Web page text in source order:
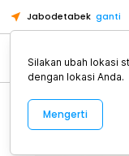
Jabodetabek ganti
Alat Kopi
Silakan ubah lokasi
dengan lokasi Anda.
Mengerti